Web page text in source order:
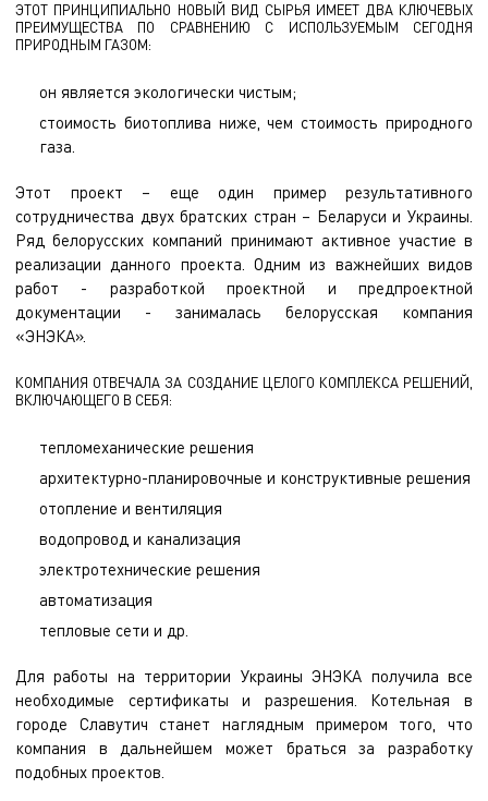
ЭТОТ ПРИНЦИПИАЛЬНО НОВЫЙ ВИД СЫРЬЯ ИМЕЕТ ДВА КЛЮЧЕВЫХ
ПРЕИМУЩЕСТВА ПО СРАВНЕНИЮ С ИСПОЛЬЗУЕМЫМ СЕГОДНЯ
ПРИРОДНЫМ ГАЗОМ:
он является экологически чистым;
стоимость биотоплива ниже, чем стоимость природного
газа.
Этот проект – еще один пример результативного
сотрудничества двух братских стран – Беларуси и Украины.
Ряд белорусских компаний принимают активное участие в
реализации данного проекта. Одним из важнейших видов
работ - разработкой проектной и предпроектной
документации - занималась белорусская компания
«ЭНЭКА».
КОМПАНИЯ ОТВЕЧАЛА ЗА СОЗДАНИЕ ЦЕЛОГО КОМПЛЕКСА РЕШЕНИЙ,
ВКЛЮЧАЮЩЕГО В СЕБЯ:
тепломеханические решения
архитектурно-планировочные и конструктивные решения
отопление и вентиляция
водопровод и канализация
электротехнические решения
автоматизация
тепловые сети и др.
Для работы на территории Украины ЭНЭКА получила все
необходимые сертификаты и разрешения. Котельная в
городе Славутич станет наглядным примером того, что
компания в дальнейшем может браться за разработку
подобных проектов.